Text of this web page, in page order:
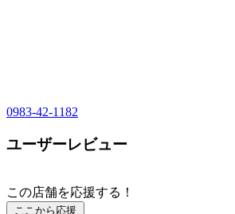
0983-42-1182
ユーザーレビュー
この店舗を応援する！
ここから応援